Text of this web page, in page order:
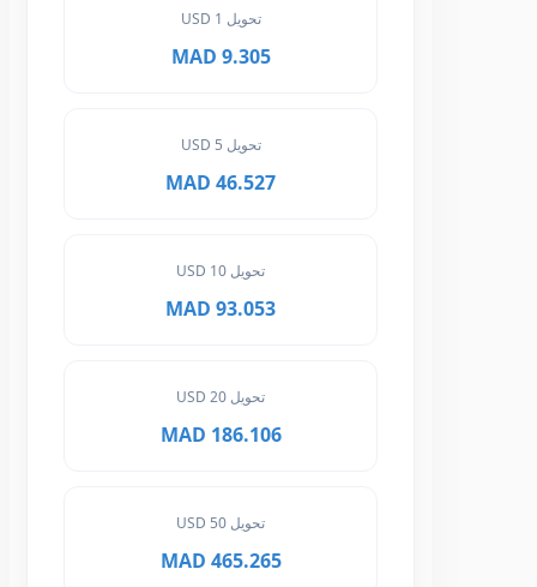
تحويل 1 USD
9.305 MAD
تحويل 5 USD
46.527 MAD
93.053 MAD
186.106 MAD
465.265 MAD